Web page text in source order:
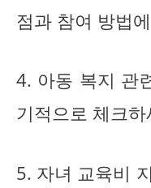
점과 참여 방법
4. 아동 복지 관
기적으로 체크하
5. 자녀 교육비